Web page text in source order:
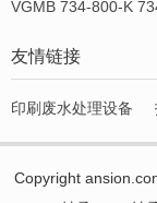
VGMB 734-800-K
友情链接
印刷废水处理设备
Copyright